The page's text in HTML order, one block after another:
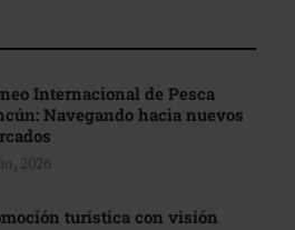
Internacional de Pesca
Navegando hacia nuevos
2026
turística con visión